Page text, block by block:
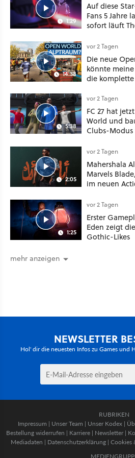
1:29
Auf diese
Fans 5 Jahre
sofort läuft
14:38
vor 2 Tagen
Die neue
könnte
die
5:38
vor 2 Tagen
FC 27 hat
World und
Clubs-Modus
2:05
vor 2 Tagen
Mahershala
Marvels
im neuen
Schwert
1:25
vor 2 Tagen
Erster
Eden zeigt
Gothic-Likes
mehr anzeigen
NEWSLETTER
Hol' dir die neuesten Infos zu Games und
RUBRIKEN
Impressum | Unser Team | Unser Kodex |
Bestellung widerrufen | Karriere | Newsletter |
Mediadaten | Datenschutzerklärung | Cookies